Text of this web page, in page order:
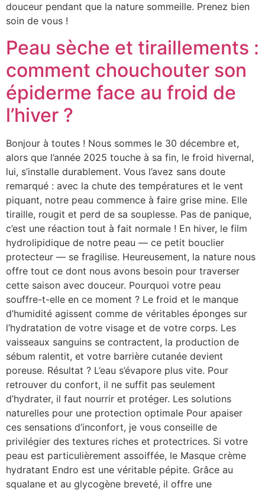
douceur pendant que la nature sommeille. Prenez bien
soin de vous !
Peau sèche et tiraillements :
comment chouchouter son
épiderme face au froid de
l’hiver ?
Bonjour à toutes ! Nous sommes le 30 décembre et,
alors que l’année 2025 touche à sa fin, le froid hivernal,
lui, s’installe durablement. Vous l’avez sans doute
remarqué : avec la chute des températures et le vent
piquant, notre peau commence à faire grise mine. Elle
tiraille, rougit et perd de sa souplesse. Pas de panique,
c’est une réaction tout à fait normale ! En hiver, le film
hydrolipidique de notre peau — ce petit bouclier
protecteur — se fragilise. Heureusement, la nature nous
offre tout ce dont nous avons besoin pour traverser
cette saison avec douceur. Pourquoi votre peau
souffre-t-elle en ce moment ? Le froid et le manque
d’humidité agissent comme de véritables éponges sur
l’hydratation de votre visage et de votre corps. Les
vaisseaux sanguins se contractent, la production de
sébum ralentit, et votre barrière cutanée devient
poreuse. Résultat ? L’eau s’évapore plus vite. Pour
retrouver du confort, il ne suffit pas seulement
d’hydrater, il faut nourrir et protéger. Les solutions
naturelles pour une protection optimale Pour apaiser
ces sensations d’inconfort, je vous conseille de
privilégier des textures riches et protectrices. Si votre
peau est particulièrement assoiffée, le Masque crème
hydratant Endro est une véritable pépite. Grâce au
squalane et au glycogène breveté, il offre une